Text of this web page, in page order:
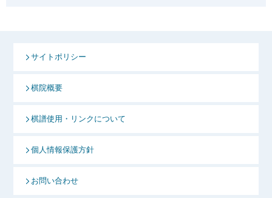
サイトポリシー
棋院概要
棋譜使用・リンクについて
個人情報保護方針
お問い合わせ